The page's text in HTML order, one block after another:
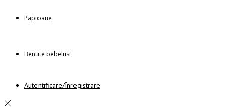
Papioane
Bentite bebelusi
Autentificare/Înregistrare